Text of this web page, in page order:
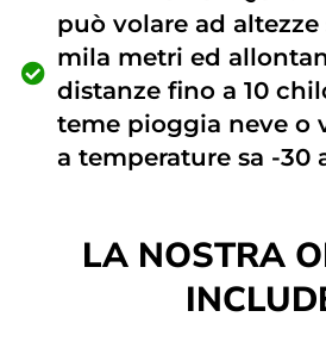
può volare ad
mila metri ed
distanze fino a 10
teme pioggia neve o
a temperature sa -30
LA NOSTRA